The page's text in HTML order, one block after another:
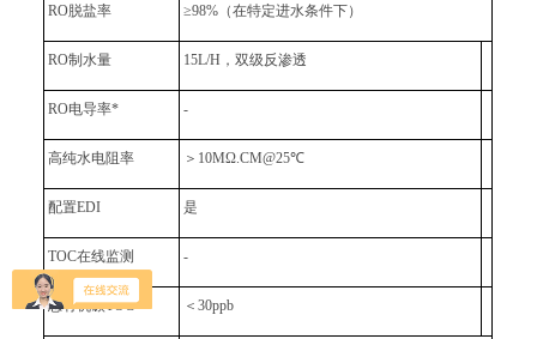
RO脱盐率 ≥98%（在特定进水条件下）
RO制水量 15L/H，双级反渗透
RO电导率* -
高纯水电阻率 ＞10MΩ.CM@25℃
配置EDI 是
TOC在线监测 -
总有机碳TOC** ＜30ppb